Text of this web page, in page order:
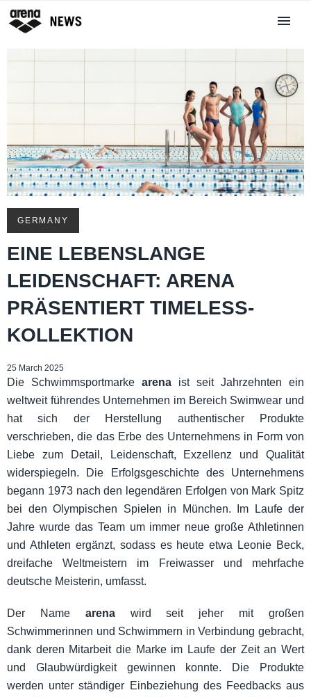
GERMANY
EINE LEBENSLANGE
LEIDENSCHAFT: ARENA
PRÄSENTIERT TIMELESS-
KOLLEKTION
25 March 2025
Die Schwimmsportmarke arena ist seit Jahrzehnten ein
weltweit führendes Unternehmen im Bereich Swimwear und
hat sich der Herstellung authentischer Produkte
verschrieben, die das Erbe des Unternehmens in Form von
Liebe zum Detail, Leidenschaft, Exzellenz und Qualität
widerspiegeln. Die Erfolgsgeschichte des Unternehmens
begann 1973 nach den legendären Erfolgen von Mark Spitz
bei den Olympischen Spielen in München. Im Laufe der
Jahre wurde das Team um immer neue große Athletinnen
und Athleten ergänzt, sodass es heute etwa Leonie Beck,
dreifache Weltmeistern im Freiwasser und mehrfache
deutsche Meisterin, umfasst.
Der Name arenawird seit jeher mit großen
Schwimmerinnen und Schwimmern in Verbindung gebracht,
dank deren Mitarbeit die Marke im Laufe der Zeit an Wert
und Glaubwürdigkeit gewinnen konnte. Die Produkte
werden unter ständiger Einbeziehung des Feedbacks aus